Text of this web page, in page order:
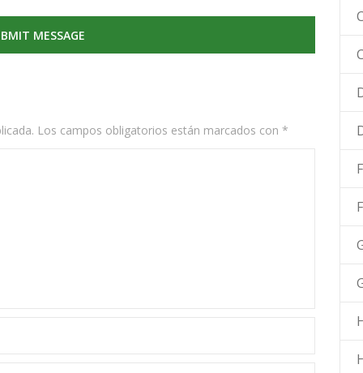
Los campos obligatorios están marcados con *